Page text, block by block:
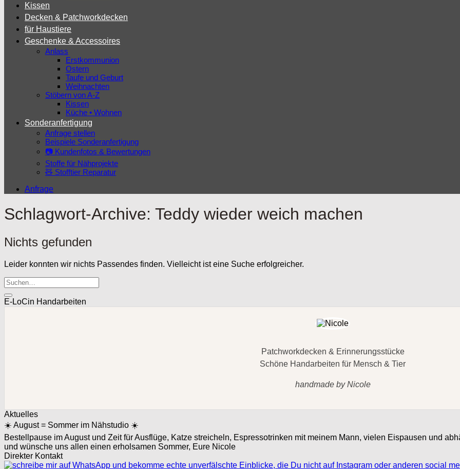
Kissen
Decken & Patchworkdecken
für Haustiere
Geschenke & Accessoires
Anlass
Erstkommunion
Ostern
Taufe und Geburt
Weihnachten
Stöbern von A-Z
Kissen
Küche • Wohnen
Sonderanfertigung
Anfrage stellen
Beispiele Sonderanfertigung
📷 Kundenfotos & Bewertungen
Stoffe für Nähprojekte
🧸 Stofftier Reparatur
Anfrage
Schlagwort-Archive: Teddy wieder weich machen
Nichts gefunden
Leider konnten wir nichts Passendes finden. Vielleicht ist eine Suche erfolgreicher.
E-LoCin Handarbeiten
Patchworkdecken & Erinnerungsstücke
Schöne Handarbeiten für Mensch & Tier
handmade by Nicole
Aktuelles
☀️ August = Sommer im Nähstudio ☀️
Bestellpause im August und Zeit für Ausflüge, Katze streicheln, Espressotrinken mit meinem Mann, vielen Eispausen und
und wünsche uns allen einen erholsamen Sommer, Eure Nicole
Direkter Kontakt